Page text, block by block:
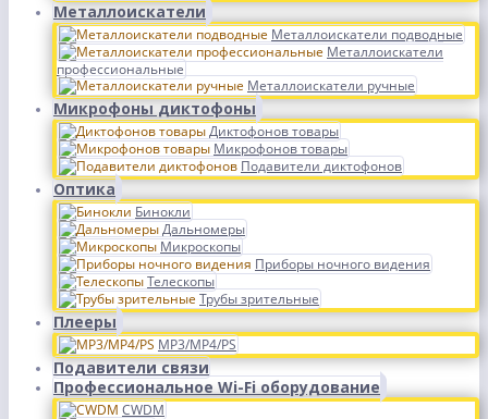
Металлоискатели
Металлоискатели подводные
Металлоискатели
профессиональные
Металлоискатели ручные
Микрофоны диктофоны
Диктофонов товары
Микрофонов товары
Подавители диктофонов
Оптика
Бинокли
Дальномеры
Микроскопы
Приборы ночного видения
Телескопы
Трубы зрительные
Плееры
MP3/MP4/PS
Подавители связи
Профессиональное Wi-Fi оборудование
CWDM